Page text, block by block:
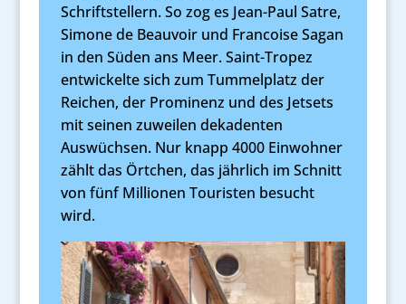
Schriftstellern. So zog es Jean-Paul Satre,
Simone de Beauvoir und Francoise Sagan
in den Süden ans Meer. Saint-Tropez
entwickelte sich zum Tummelplatz der
Reichen, der Prominenz und des Jetsets
mit seinen zuweilen dekadenten
Auswüchsen. Nur knapp 4000 Einwohner
zählt das Örtchen, das jährlich im Schnitt
von fünf Millionen Touristen besucht
wird.